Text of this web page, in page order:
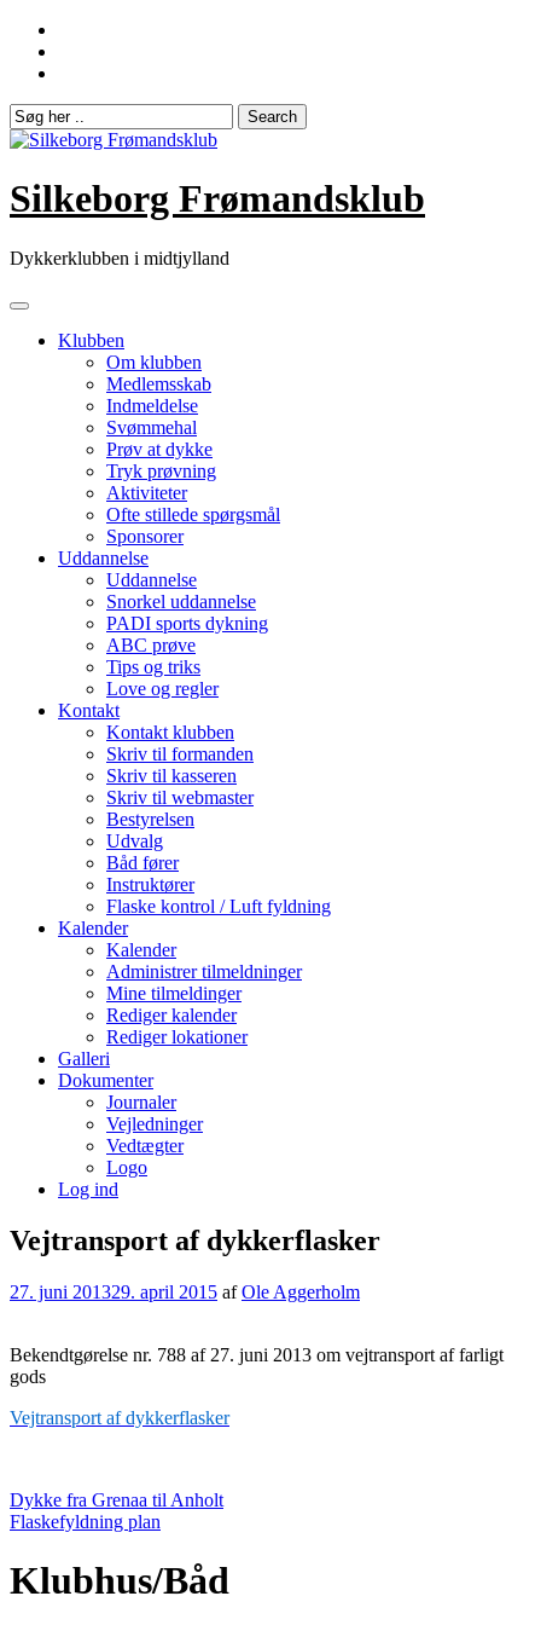
Skip
content
Silkeborg Frømandsklub
Dykkerklubben i midtjylland
Klubben
Om klubben
Medlemsskab
Indmeldelse
Svømmehal
Prøv at dykke
Tryk prøvning
Aktiviteter
Ofte stillede spørgsmål
Sponsorer
Uddannelse
Uddannelse
Snorkel uddannelse
PADI sports dykning
ABC prøve
Tips og triks
Love og regler
Kontakt
Kontakt klubben
Skriv til formanden
Skriv til kasseren
Skriv til webmaster
Bestyrelsen
Udvalg
Båd fører
Instruktører
Flaske kontrol / Luft fyldning
Kalender
Kalender
Administrer tilmeldninger
Mine tilmeldinger
Rediger kalender
Rediger lokationer
Galleri
Dokumenter
Journaler
Vejledninger
Vedtægter
Logo
Log ind
Vejtransport af dykkerflasker
27. juni 201329. april 2015 afOle Aggerholm
Bekendtgørelse nr. 788 af 27. juni 2013 om vejtransport af farligt
gods
Vejtransport af dykkerflasker
Indlægsnavigation
Dykke fra Grenaa til Anholt
Flaskefyldning plan
Klubhus/Båd